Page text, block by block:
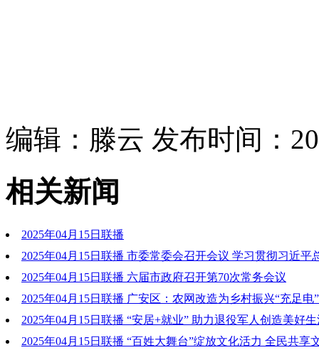
编辑：滕云 发布时间：
相关新闻
2025年04月15日联播
2025年04月15日联播 市委常委会召开会议 学习贯彻习近平
讲话精神和中省有关会议文件精神 研究贯彻落实意见 张彤主
襄渝出席 甘用德列席 陈伟出席
2025年04月15日联播 六届市政府召开第70次常务会议
2025年04月15日联播 广安区：农网改造为乡村振兴“充足电”
2025年04月15日联播 “安居+就业” 助力退役军人创造美好
2025年04月15日联播 “百姓大舞台”绽放文化活力 全民共享